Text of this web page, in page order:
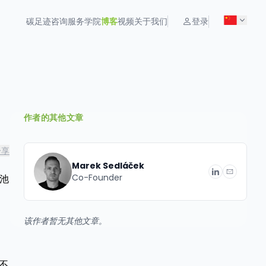
碳足迹咨询服务学院博客视频关于我们 登录
作者的其他文章
Marek Sedláček
Co-Founder
该作者暂无其他文章。